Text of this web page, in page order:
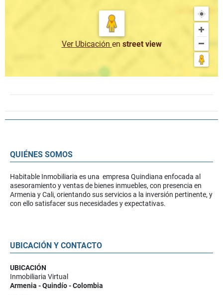
Ver Ubicación en street view
QUIÉNES SOMOS
Habitable Inmobiliaria es una empresa Quindiana enfocada al
asesoramiento y ventas de bienes inmuebles, con presencia en
Armenia y Cali, orientando sus servicios a la inversión pertinente, y
con ello satisfacer sus necesidades y expectativas.
UBICACIÓN Y CONTACTO
UBICACIÓN
Inmobiliaria Virtual
Armenia - Quindío - Colombia